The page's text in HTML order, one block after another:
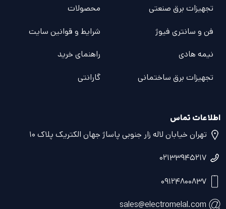
تجهیزات برق صنعتی
فن و سانتری فیوژ
نیمه هادی
تجهیزات برق ساختمانی
محصولات
شرایط و قوانین سایت
راهنمای خرید
گارانتی
اطلاعات تماس
تهران خیابان لاله زار جنوبی پاساژ جهان الکتریک پلاک ۱۰
۰۲۱۳۳۹۴۵۲۱۷
۰۹۱۲۴۸۰۰۸۳۷
sales@electromelal.com